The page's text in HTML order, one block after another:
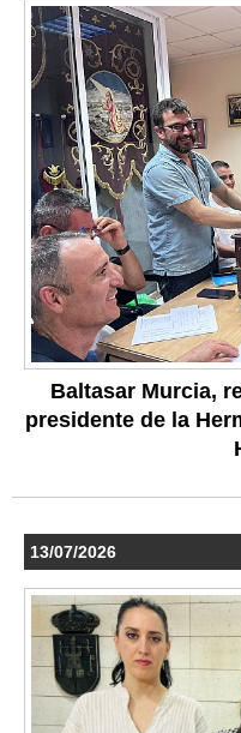
Baltasar Murcia,
presidente de la
13/07/2026